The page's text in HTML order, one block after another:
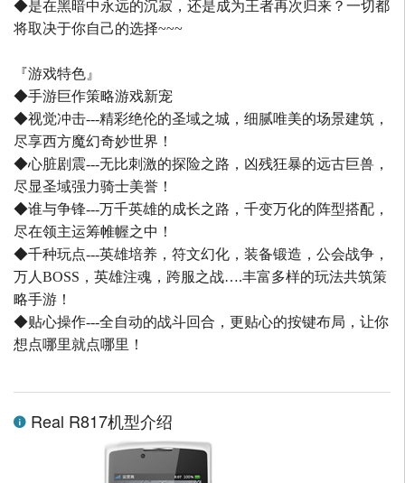
◆是在黑暗中永远的沉寂，还是成为王者再次归来？一切都
将取决于你自己的选择~~~
『游戏特色』
◆手游巨作策略游戏新宠
◆视觉冲击---精彩绝伦的圣域之城，细腻唯美的场景建筑，
尽享西方魔幻奇妙世界！
◆心脏剧震---无比刺激的探险之路，凶残狂暴的远古巨兽，
尽显圣域强力骑士美誉！
◆谁与争锋---万千英雄的成长之路，千变万化的阵型搭配，
尽在领主运筹帷幄之中！
◆千种玩点---英雄培养，符文幻化，装备锻造，公会战争，
万人BOSS，英雄注魂，跨服之战….丰富多样的玩法共筑策
略手游！
◆贴心操作---全自动的战斗回合，更贴心的按键布局，让你
想点哪里就点哪里！
Real R817机型介绍